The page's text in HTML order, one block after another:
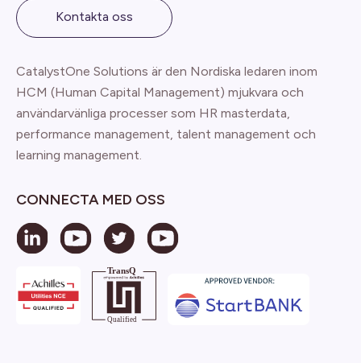
Kontakta oss
CatalystOne Solutions är den Nordiska ledaren inom
HCM (Human Capital Management) mjukvara och
användarvänliga processer som HR masterdata,
performance management, talent management och
learning management.
CONNECTA MED OSS